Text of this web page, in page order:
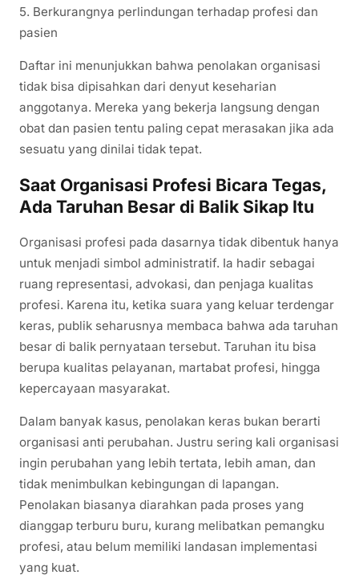
5. Berkurangnya perlindungan terhadap profesi dan
pasien
Daftar ini menunjukkan bahwa penolakan organisasi
tidak bisa dipisahkan dari denyut keseharian
anggotanya. Mereka yang bekerja langsung dengan
obat dan pasien tentu paling cepat merasakan jika ada
sesuatu yang dinilai tidak tepat.
Saat Organisasi Profesi Bicara Tegas,
Ada Taruhan Besar di Balik Sikap Itu
Organisasi profesi pada dasarnya tidak dibentuk hanya
untuk menjadi simbol administratif. Ia hadir sebagai
ruang representasi, advokasi, dan penjaga kualitas
profesi. Karena itu, ketika suara yang keluar terdengar
keras, publik seharusnya membaca bahwa ada taruhan
besar di balik pernyataan tersebut. Taruhan itu bisa
berupa kualitas pelayanan, martabat profesi, hingga
kepercayaan masyarakat.
Dalam banyak kasus, penolakan keras bukan berarti
organisasi anti perubahan. Justru sering kali organisasi
ingin perubahan yang lebih tertata, lebih aman, dan
tidak menimbulkan kebingungan di lapangan.
Penolakan biasanya diarahkan pada proses yang
dianggap terburu buru, kurang melibatkan pemangku
profesi, atau belum memiliki landasan implementasi
yang kuat.